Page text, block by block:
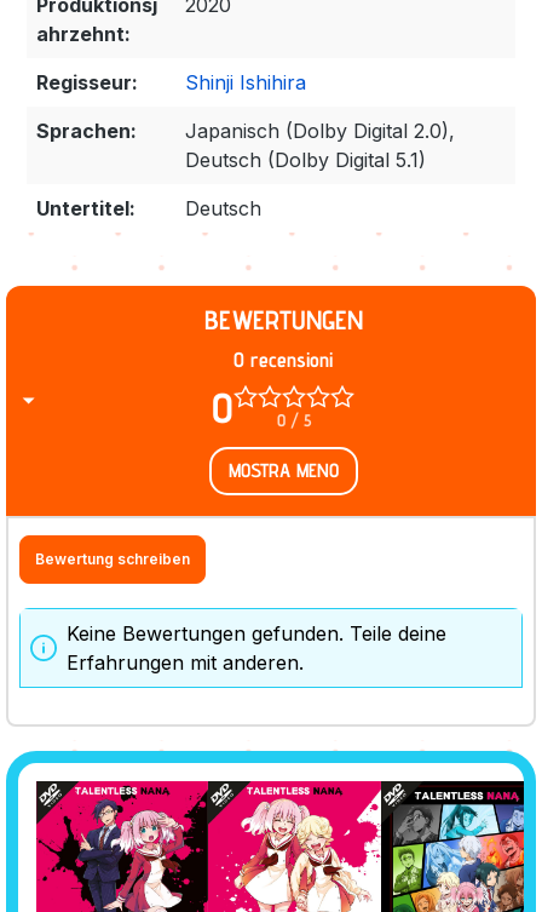
Produktionsj
ahrzehnt:
2020
Regisseur:
Shinji Ishihira
Sprachen:
Japanisch (Dolby Digital 2.0),
Deutsch (Dolby Digital 5.1)
Untertitel:
Deutsch
BEWERTUNGEN
0 0 / 5
0 recensioni
MOSTRA MENO
Bewertung schreiben
Keine Bewertungen gefunden. Teile deine
Erfahrungen mit anderen.